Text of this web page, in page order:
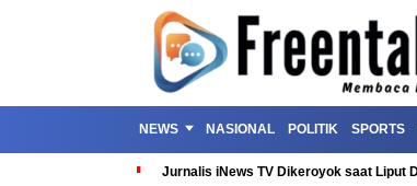
NEWS NASIONAL POLITIK SPORTS
Jurnalis iNews TV Dikeroyok saat Liput